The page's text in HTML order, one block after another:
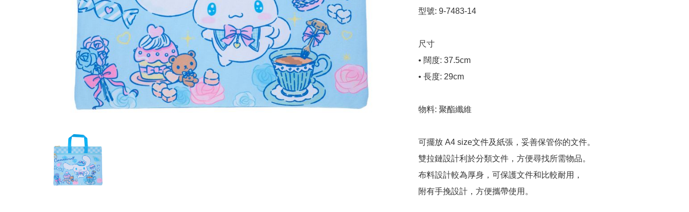
型號: 9-7483-14
尺寸
• 闊度: 37.5cm
• 長度: 29cm
物料: 聚酯纖維
可擺放 A4 size文件及紙張，妥善保管你的文件。
雙拉鏈設計利於分類文件，方便尋找所需物品。
布料設計較為厚身，可保護文件和比較耐用，
附有手挽設計，方便攜帶使用。